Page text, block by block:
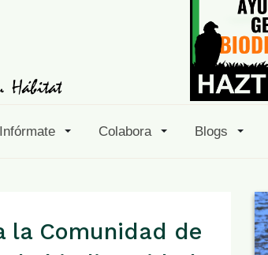
Infórmate Colabora Blogs
la Comunidad de